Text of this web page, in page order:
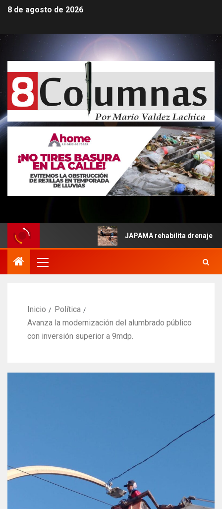
8 de agosto de 2026
JAPAMA rehabilita drenaje
Inicio
Política
Avanza la modernización del alumbrado público
con inversión superior a 9mdp.